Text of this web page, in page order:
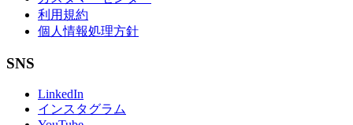
利用規約
個人情報処理方針
SNS
LinkedIn
インスタグラム